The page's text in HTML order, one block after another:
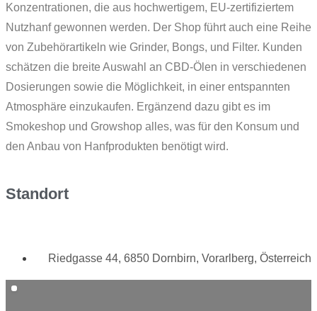
Konzentrationen, die aus hochwertigem, EU-zertifiziertem
Nutzhanf gewonnen werden. Der Shop führt auch eine Reihe
von Zubehörartikeln wie Grinder, Bongs, und Filter. Kunden
schätzen die breite Auswahl an CBD-Ölen in verschiedenen
Dosierungen sowie die Möglichkeit, in einer entspannten
Atmosphäre einzukaufen. Ergänzend dazu gibt es im
Smokeshop und Growshop alles, was für den Konsum und
den Anbau von Hanfprodukten benötigt wird.
Standort
Riedgasse 44, 6850 Dornbirn, Vorarlberg, Österreich